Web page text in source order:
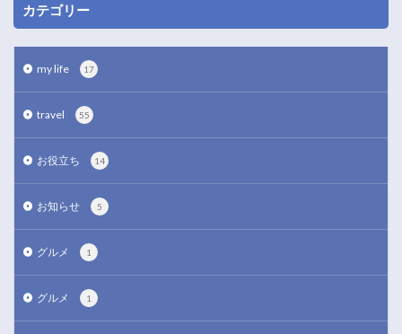
カテゴリー
my life 17
travel 55
お役立ち 14
お知らせ 5
グルメ 1
グルメ 1